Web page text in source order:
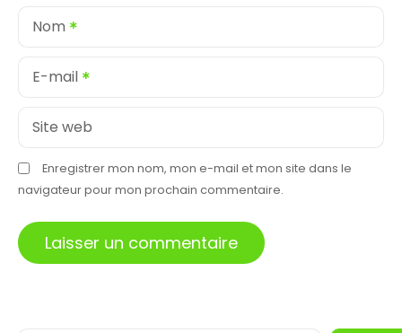
Nom
E-mail
Site web
Enregistrer mon nom, mon e-mail et mon site dans le
navigateur pour mon prochain commentaire.